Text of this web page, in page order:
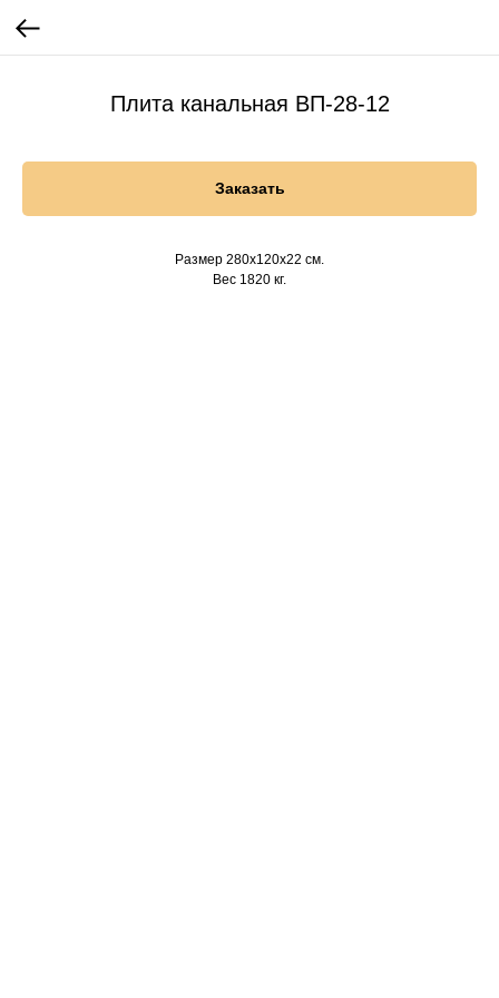
Плита канальная ВП-28-12
Заказать
Размер 280х120х22 см.
Вес 1820 кг.